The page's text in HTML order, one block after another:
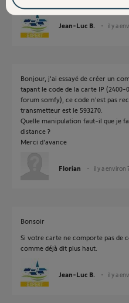
Jean-Luc B. il y a
Bonjour, j'ai essayé de créer un
tapant le code de la carte IP (2400-
forum somfy), ce code n'est pas
transmetteur est le 593270.
Quelle manipulation faut-il que je
distance ?
Merci d'avance
Florian il y a environ
Bonsoir
Si votre carte ne comporte pas de
comme déjà dit plus haut.
Jean-Luc B. il y a